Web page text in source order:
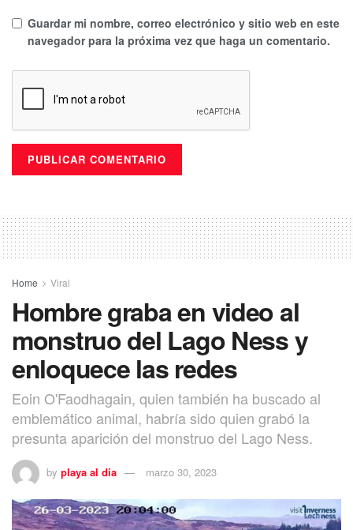
Guardar mi nombre, correo electrónico y sitio web en este
navegador para la próxima vez que haga un comentario.
Home Viral
Hombre graba en video al
monstruo del Lago Ness y
enloquece las redes
Eoin O'Faodhagain, quien también ha buscado al
emblemático animal, habría sido quien grabó la
presunta aparición del monstruo del Lago Ness.
by playa al dia marzo 30, 2023